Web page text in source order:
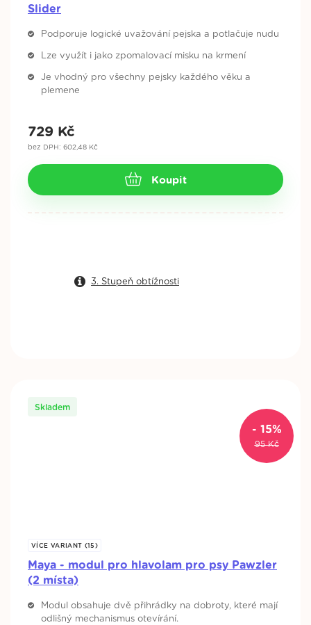
Slider
Podporuje logické uvažování pejska a potlačuje nudu
Lze využít i jako zpomalovací misku na krmení
Je vhodný pro všechny pejsky každého věku a
plemene
729 Kč
bez DPH: 602,48 Kč
Koupit
3. Stupeň obtížnosti
- 15%
95KčOriginal
price
Current
price
VÍCE VARIANT (15)
Maya - modul pro hlavolam pro psy Pawzler
(2 místa)
Skladem
Modul obsahuje dvě přihrádky na dobroty, které mají
odlišný mechanismus otevírání.